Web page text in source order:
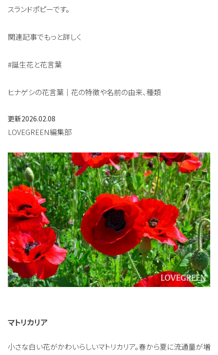
スランドポピーです。
関連記事でもっと詳しく
#誕生花と花言葉
ヒナゲシの花言葉｜花の特徴や名前の由来、種類
更新2026.02.08
LOVEGREEN編集部
マトリカリア
小さな白い花がかわいらしいマトリカリア。春から夏に流通量が増